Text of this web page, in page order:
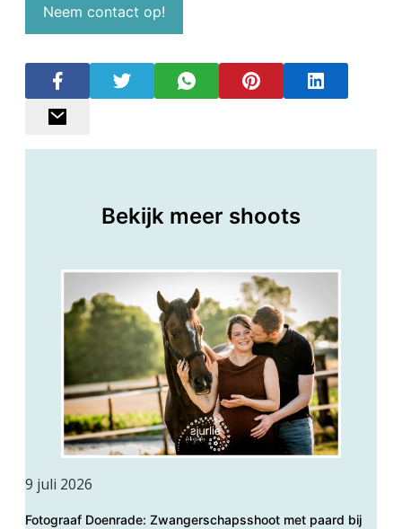
Neem contact op!
Bekijk meer shoots
9 juli 2026
Fotograaf Doenrade: Zwangerschapsshoot met paard bij